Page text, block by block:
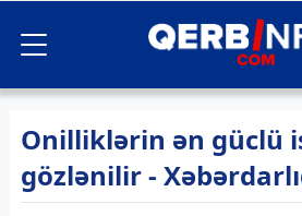
Onilliklərin ən güclü
gözlənilir -